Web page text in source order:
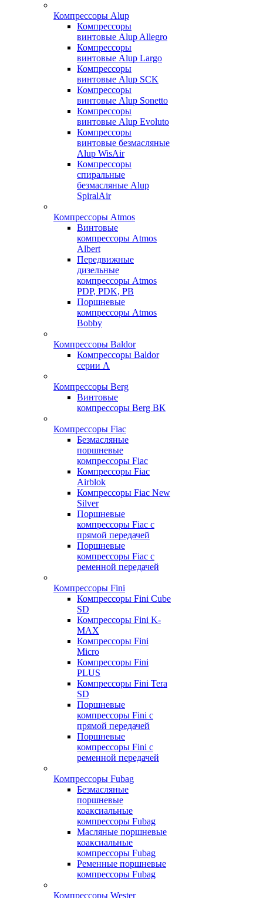
Компрессоры Alup
Компрессоры
винтовые Alup Allegro
Компрессоры
винтовые Alup Largo
Компрессоры
винтовые Alup SCK
Компрессоры
винтовые Alup Sonetto
Компрессоры
винтовые Alup Evoluto
Компрессоры
винтовые безмасляные
Alup WisAir
Компрессоры
спиральные
безмасляные Alup
SpiralAir
Компрессоры Atmos
Винтовые
компрессоры Atmos
Albert
Передвижные
дизельные
компрессоры Atmos
PDP, PDK, PB
Поршневые
компрессоры Atmos
Bobby
Компрессоры Baldor
Компрессоры Baldor
серии A
Компрессоры Berg
Винтовые
компрессоры Berg ВК
Компрессоры Fiac
Безмасляные
поршневые
компрессоры Fiac
Компрессоры Fiac
Airblok
Компрессоры Fiac New
Silver
Поршневые
компрессоры Fiac с
прямой передачей
Поршневые
компрессоры Fiac с
ременной передачей
Компрессоры Fini
Компрессоры Fini Cube
SD
Компрессоры Fini K-
MAX
Компрессоры Fini
Micro
Компрессоры Fini
PLUS
Компрессоры Fini Tera
SD
Поршневые
компрессоры Fini с
прямой передачей
Поршневые
компрессоры Fini с
ременной передачей
Компрессоры Fubag
Безмасляные
поршневые
коаксиальные
компрессоры Fubag
Масляные поршневые
коаксиальные
компрессоры Fubag
Ременные поршневые
компрессоры Fubag
Компрессоры Wester